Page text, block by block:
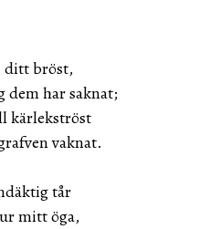
ditt bröst,
dem har saknat;
kärlekströst
vaknat.
tår
mitt öga,